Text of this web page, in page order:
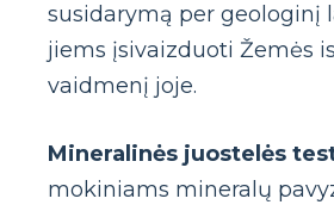
susidarymą per geologinį
jiems įsivaizduoti Žemės
vaidmenį joje.
Mineralinės juostelės
mokiniams mineralų